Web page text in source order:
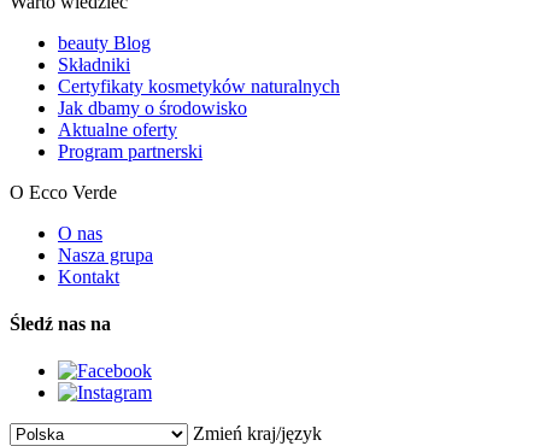
beauty Blog
Składniki
Certyfikaty kosmetyków naturalnych
Jak dbamy o środowisko
Aktualne oferty
Program partnerski
O Ecco Verde
O nas
Nasza grupa
Kontakt
Śledź nas na
Zmień kraj/język